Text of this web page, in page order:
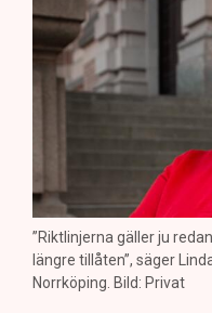
”Riktlinjerna gäller ju
längre tillåten”, säger
Norrköping. Bild: Privat